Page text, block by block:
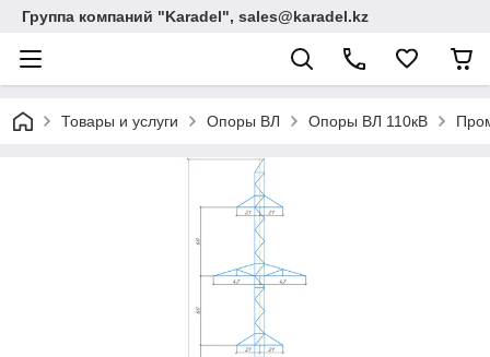
Группа компаний "Karadel", sales@karadel.kz
Товары и услуги Опоры ВЛ Опоры ВЛ 110кВ